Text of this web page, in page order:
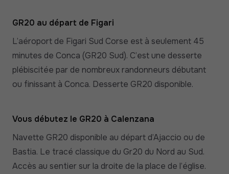
GR20 au départ de Figari
L’aéroport de Figari Sud Corse est à seulement 45
minutes de Conca (GR20 Sud). C’est une desserte
plébiscitée par de nombreux randonneurs débutant
ou finissant à Conca. Desserte GR20 disponible.
Vous débutez le GR20 à Calenzana
Navette GR20 disponible au départ d’Ajaccio ou de
Bastia. Le tracé classique du Gr20 du Nord au Sud.
Accès au sentier sur la droite de la place de l’église.